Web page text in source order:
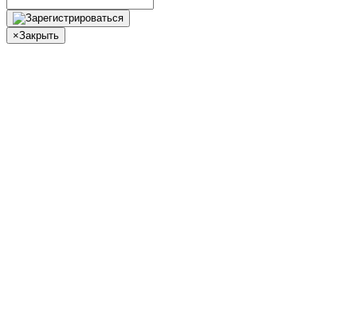
×Закрыть